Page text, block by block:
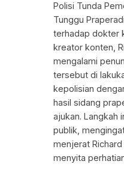
Polisi Tunda
Tunggu
terhadap dokter
kreator konten,
mengalami
tersebut di
kepolisian
hasil sidang
ajukan. Langkah
publik,
menjerat
menyita